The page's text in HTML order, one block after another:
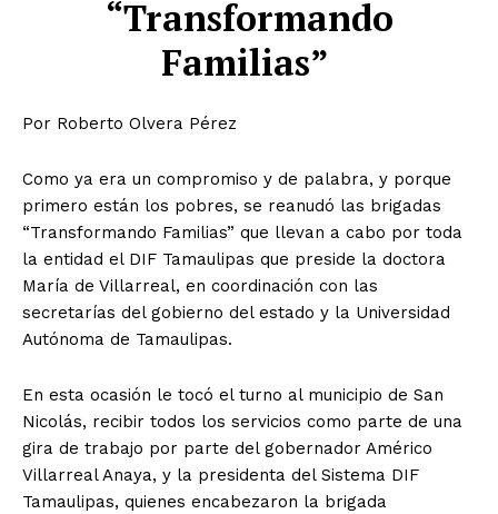
“Transformando
Familias”
Por Roberto Olvera Pérez
Como ya era un compromiso y de palabra, y porque
primero están los pobres, se reanudó las brigadas
“Transformando Familias” que llevan a cabo por toda
la entidad el DIF Tamaulipas que preside la doctora
María de Villarreal, en coordinación con las
secretarías del gobierno del estado y la Universidad
Autónoma de Tamaulipas.
En esta ocasión le tocó el turno al municipio de San
Nicolás, recibir todos los servicios como parte de una
gira de trabajo por parte del gobernador Américo
Villarreal Anaya, y la presidenta del Sistema DIF
Tamaulipas, quienes encabezaron la brigada